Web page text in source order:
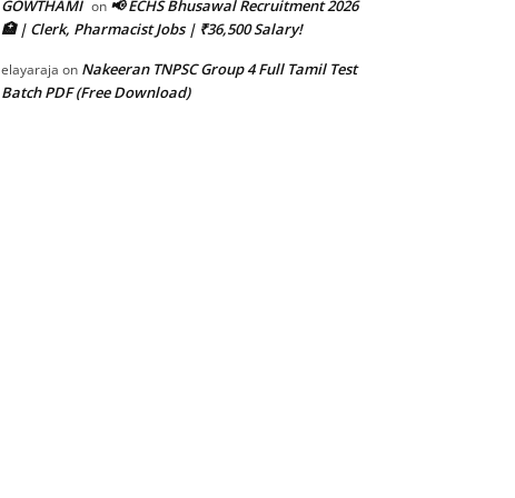
GOWTHAMI on 📢 ECHS Bhusawal Recruitment 2026
🏥 | Clerk, Pharmacist Jobs | ₹36,500 Salary!
elayaraja on Nakeeran TNPSC Group 4 Full Tamil Test
Batch PDF (Free Download)